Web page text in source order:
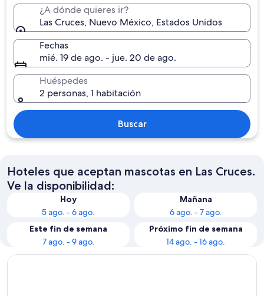
¿A dónde quieres ir?
Las Cruces, Nuevo México, Estados Unidos
Fechas
mié. 19 de ago. - jue. 20 de ago.
Huéspedes
2 personas, 1 habitación
Buscar
Hoteles que aceptan mascotas en Las Cruces.
Ve la disponibilidad:
Hoy
5 ago. - 6 ago.
Mañana
6 ago. - 7 ago.
Este fin de semana
7 ago. - 9 ago.
Próximo fin de semana
14 ago. - 16 ago.